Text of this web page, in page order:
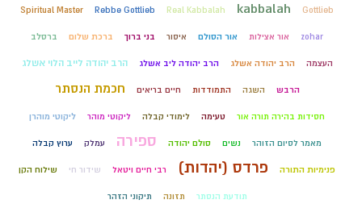
Gottlieb
kabbalah
Real Kabbalah
Rebbe Gottlieb
Spiritual Master
zohar אור אצילות אור הסולם איסור בני ברוך ברכת שלום ברסלב
העצמה הרב יהודה אשלג הרב יהודה ליב אשלג הרב יהודה לייב הלוי אשלג
הרבש השגה התמודדות חיים בריאים חכמת הנסתר
חסידות בהירה תורה אור טעימה לימודי קבלה ליקוטי מוהר ליקוטי מוהרן
מאמר לסיום הזוהר נשים סולם יהודה ספירה עמלק ערוץ קבלה
פנימיות התורה פרדס (יהדות) רבי חיים ויטאל שידור חי שילוח הקן
תודעת הנסתר תזונה תיקוני הזהר